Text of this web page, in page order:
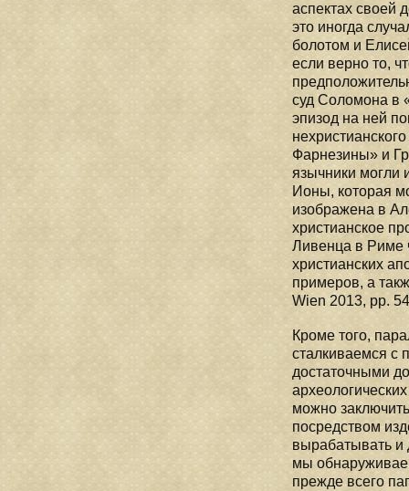
аспектах своей
это иногда
болотом и
если верно то,
суд Соломона в
эпизод на ней
Фарнезины» и
язычники могли
Ионы, которая
изображена в
христианское
Ливенца в Риме
христианских
примеров, а
Wien 2013, pp.
Кроме того,
сталкиваемся с
достаточными
можно
посредством
вырабатывать и
мы
прежде всего